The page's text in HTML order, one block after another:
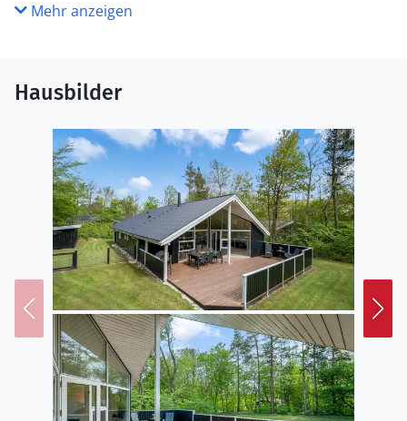
Fußbodenheizung in 2 Badezimmern. Es steht eine
Sauna zur Verfügung in der Sie sich so richtig
entspannen können.
Draußen
Die Ferienunterkunft liegt auf einem 1551 m² großen
Naturgrundstück. Das Grundstück ist eingezäunt. Die
Entfernung zum Meer beträgt 10000 m. Die nächste
Einkaufsmöglichkeit liegt 4000 m entfernt. Es steht ein
offenes Terrassenareal zur Verfügung. Schaukel. Die
Entfernung zu einem Spielplatz beträgt 400 m. Es steht
ein Grill zur Verfügung. Parkplatz auf dem Grundstück.
Einrichtung
Das Ferienhaus eignet sich für 8 Personen. Die
Ferienunterkunft hat eine Wohnfläche von 136 m² und
Mehr anzeigen
Hausbilder